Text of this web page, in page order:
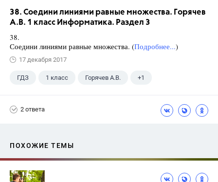
38. Соедини линиями равные множества. Горячев
А.В. 1 класс Информатика. Раздел 3
38.
Соедини линиями равные множества. (Подробнее...)
17 декабря 2017
ГДЗ 1 класс Горячев А.В. +1
2 ответа
ПОХОЖИЕ ТЕМЫ